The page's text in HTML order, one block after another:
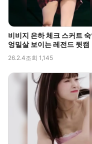
비비지 은하 체크 스커트
엉밑살 보이는 레전드 뒷캠
26.2.4조회 1,145